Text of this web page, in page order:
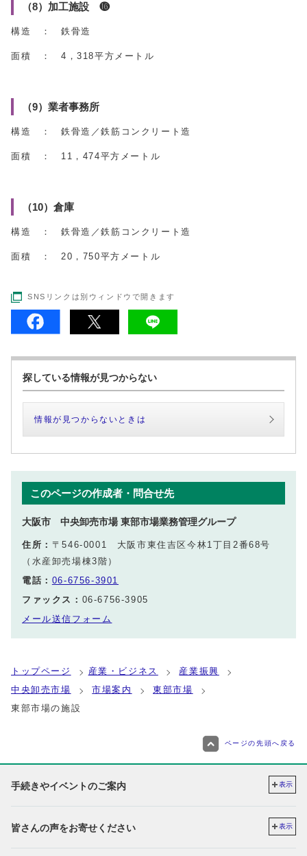
（8）加工施設 ⓰
構造 ： 鉄骨造
面積 ： 4，318平方メートル
（9）業者事務所
構造 ： 鉄骨造／鉄筋コンクリート造
面積 ： 11，474平方メートル
（10）倉庫
構造 ： 鉄骨造／鉄筋コンクリート造
面積 ： 20，750平方メートル
SNSリンクは別ウィンドウで開きます
探している情報が見つからない
情報が見つからないときは
このページの作成者・問合せ先
大阪市 中央卸売市場 東部市場業務管理グループ
住所： 〒546-0001 大阪市東住吉区今林1丁目2番68号
（水産卸売場棟3階）
電話： 06-6756-3901
ファックス： 06-6756-3905
メール送信フォーム
トップページ 産業・ビジネス
産業振興
中央卸売市場
市場案内
東部市場
東部市場の施設
ページの先頭へ戻る
手続きやイベントのご案内 表示
皆さんの声をお寄せください 表示